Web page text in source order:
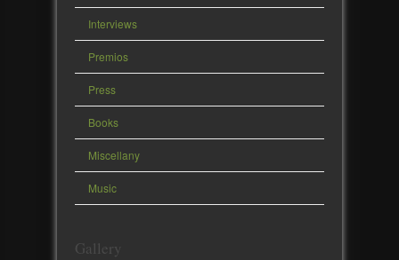
Interviews
Premios
Press
Books
Miscellany
Music
Gallery